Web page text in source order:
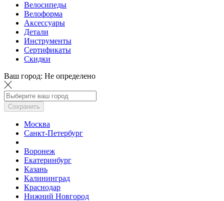
Велосипеды
Велоформа
Аксессуары
Детали
Инструменты
Сертификаты
Скидки
Ваш город: Не определено
Сохранить
Москва
Санкт-Петербург
Воронеж
Екатеринбург
Казань
Калининград
Краснодар
Нижний Новгород